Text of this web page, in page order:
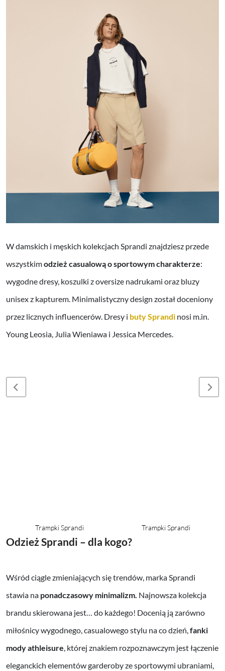
W damskich i męskich kolekcjach Sprandi znajdziesz przede
wszystkimodzież casualową o sportowym charakterze:
wygodne dresy, koszulki z oversize nadrukami oraz bluzy
unisex z kapturem. Minimalistyczny design został doceniony
przez licznych influencerów. Dresy i buty Sprandi nosi m.in.
Young Leosia, Julia Wieniawa i Jessica Mercedes.
Trampki Sprandi Trampki Sprandi
Odzież Sprandi – dla kogo?
Wśród ciągle zmieniających się trendów, marka Sprandi
stawia na ponadczasowy minimalizm. Najnowsza kolekcja
brandu skierowana jest… do każdego! Docenią ją zarówno
miłośnicy wygodnego, casualowego stylu na co dzień,fanki
mody athleisure, której znakiem rozpoznawczym jest łączenie
eleganckich elementów garderoby ze sportowymi ubraniami,